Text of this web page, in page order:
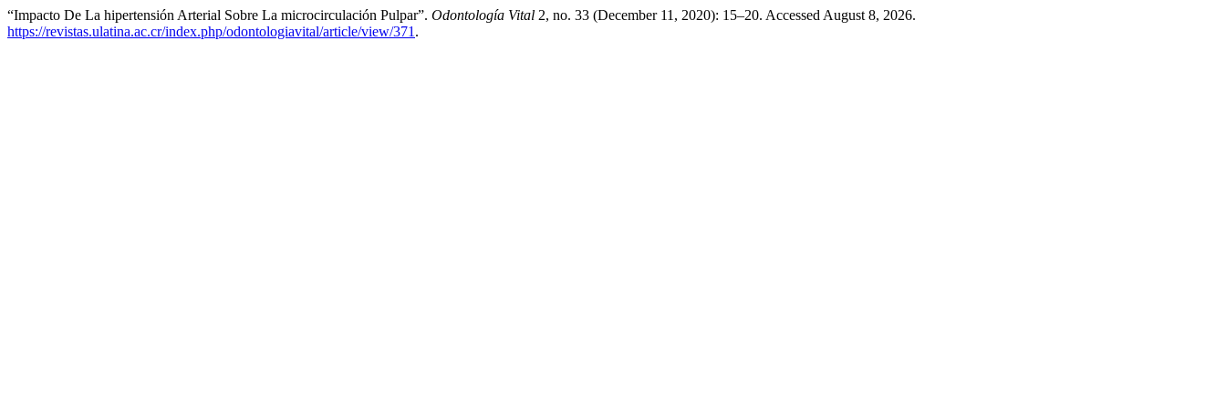
“Impacto De La hipertensión Arterial Sobre La microcirculación Pulpar”. Odontología Vital 2, no. 33 (December 11, 2020): 15–20. Accessed August 8, 2026.
https://revistas.ulatina.ac.cr/index.php/odontologiavital/article/view/371 .